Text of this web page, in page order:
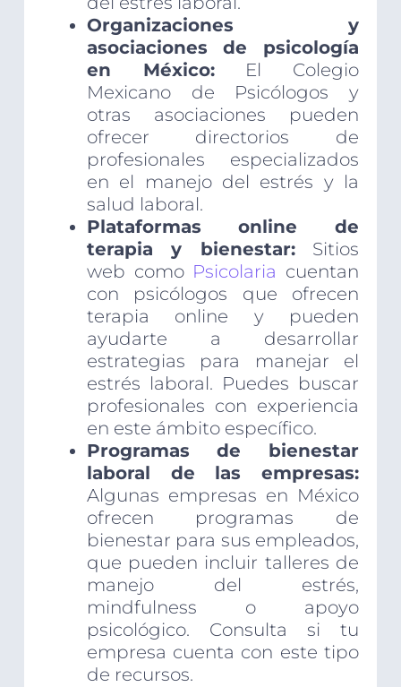
Organizaciones y
asociaciones de psicología
en México:El Colegio
Mexicano de Psicólogos y
otras asociaciones pueden
ofrecer directorios de
profesionales especializados
en el manejo del estrés y la
salud laboral.
Plataformas online de
terapia y bienestar:Sitios
web como Psicolaria cuentan
con psicólogos que ofrecen
terapia online y pueden
ayudarte a desarrollar
estrategias para manejar el
estrés laboral. Puedes buscar
profesionales con experiencia
en este ámbito específico.
Programas de bienestar
laboral de las empresas:
Algunas empresas en México
ofrecen programas de
bienestar para sus empleados,
que pueden incluir talleres de
manejo del estrés,
mindfulness o apoyo
psicológico. Consulta si tu
empresa cuenta con este tipo
de recursos.